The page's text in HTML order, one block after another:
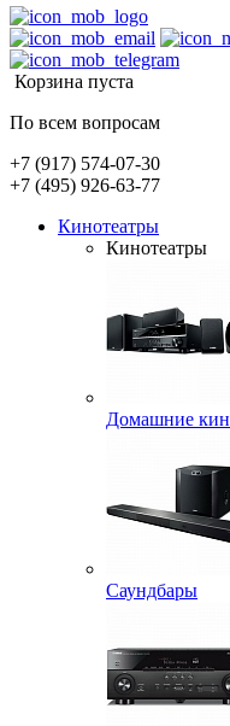
Корзина пуста
По всем вопросам
+7 (917) 574-07-30
+7 (495) 926-63-77
Кинотеатры
Кинотеатры
Домашние
Саундбары